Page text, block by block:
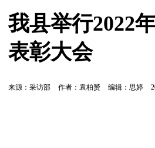
我县举行2022
表彰大会
来源：采访部 作者：袁柏赟 编辑：思婷